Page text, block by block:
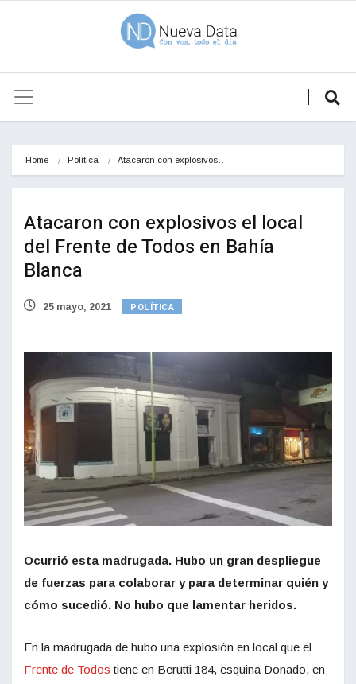
Home Política Atacaron con explosivos…
Atacaron con explosivos el local
del Frente de Todos en Bahía
Blanca
25 mayo, 2021 POLÍTICA
Ocurrió esta madrugada. Hubo un gran despliegue
de fuerzas para colaborar y para determinar quién y
cómo sucedió. No hubo que lamentar heridos.
En la madrugada de hubo una explosión en local que el
Frente de Todos tiene en Berutti 184, esquina Donado, en